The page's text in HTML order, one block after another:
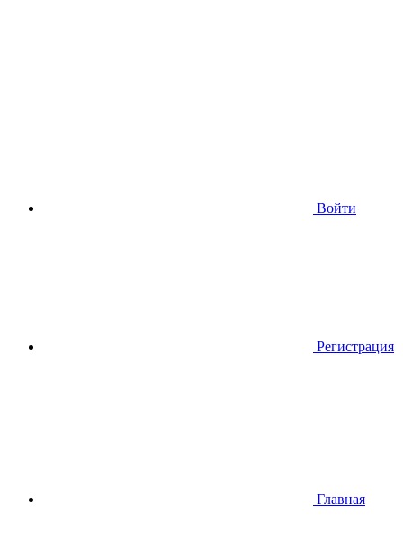
Войти
Регистрация
Главная